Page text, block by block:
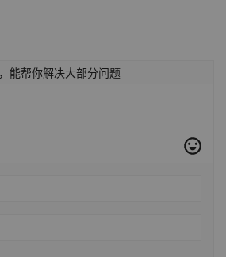
，能帮你解决大部分问题